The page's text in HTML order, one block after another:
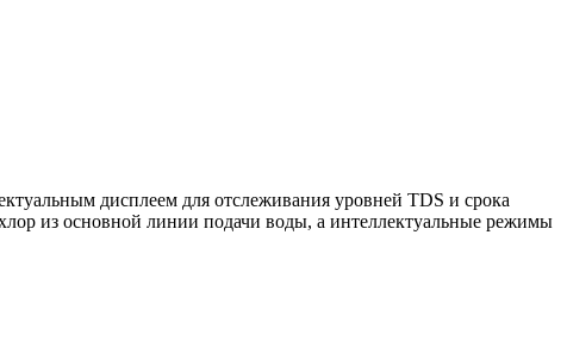
дисплеем для отслеживания уровней TDS и срока
из основной линии подачи воды, а интеллектуальные режимы